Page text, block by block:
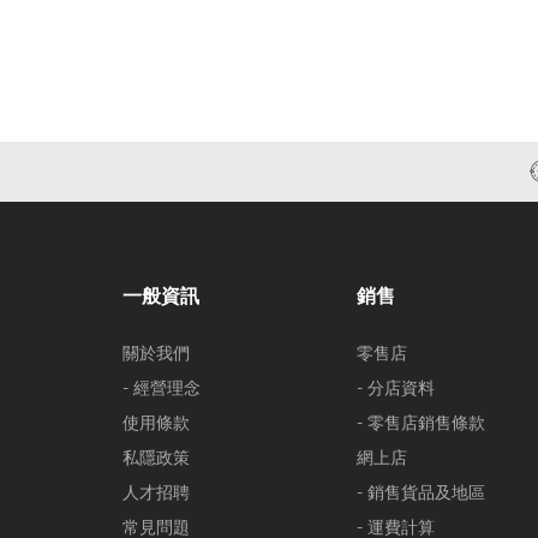
一般資訊
關於我們
- 經營理念
使用條款
私隱政策
人才招聘
常見問題
銷售
零售店
- 分店資料
- 零售店銷售條款
網上店
- 銷售貨品及地區
- 運費計算